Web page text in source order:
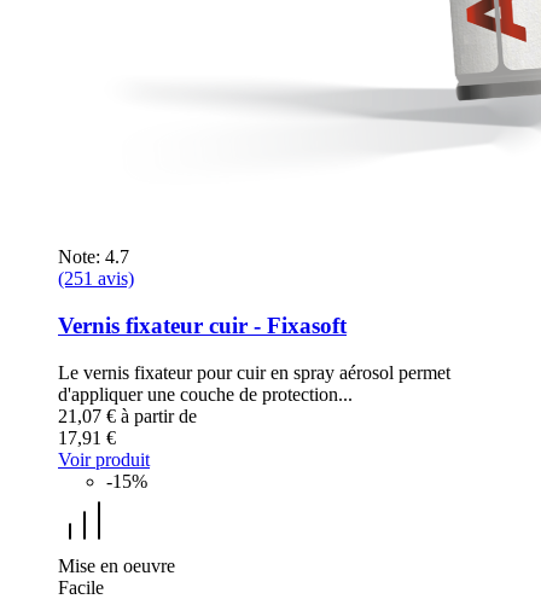
Note: 4.7
(251 avis)
Vernis fixateur cuir - Fixasoft
Le vernis fixateur pour cuir en spray aérosol permet
d'appliquer une couche de protection...
21,07 € à partir de
17,91 €
Voir produit
-15%
Mise en oeuvre
Facile